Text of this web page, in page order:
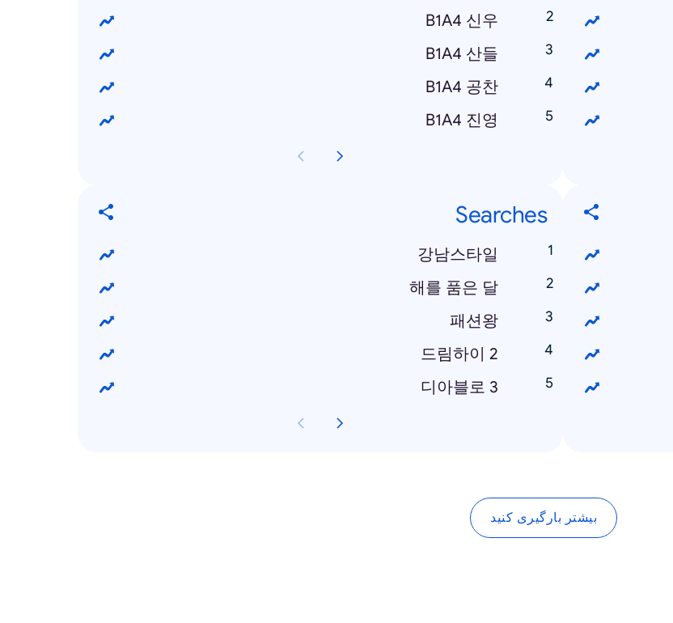
B1A4 신우
B1A4 산들
B1A4 공찬
B1A4 진영
Searches
강남스타일
해를 품은 달
패션왕
드림하이 2
디아블로 3
بیشتر بارگیری کنید